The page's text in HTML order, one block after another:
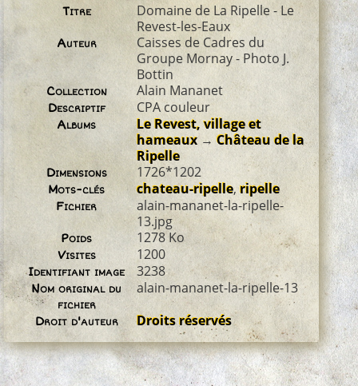
Titre
Domaine de La Ripelle - Le
Revest-les-Eaux
Auteur
Caisses de Cadres du
Groupe Mornay - Photo J.
Bottin
Collection Alain Mananet
Descriptif CPA couleur
Albums
Le Revest, village et
hameaux→ Château de la
Ripelle
Dimensions 1726*1202
Mots-clés chateau-ripelle,ripelle
Fichier
alain-mananet-la-ripelle-
13.jpg
Poids 1278 Ko
Visites 1200
Identifiant image 3238
Nom original du
fichier
alain-mananet-la-ripelle-13
Droit d'auteur Droits réservés